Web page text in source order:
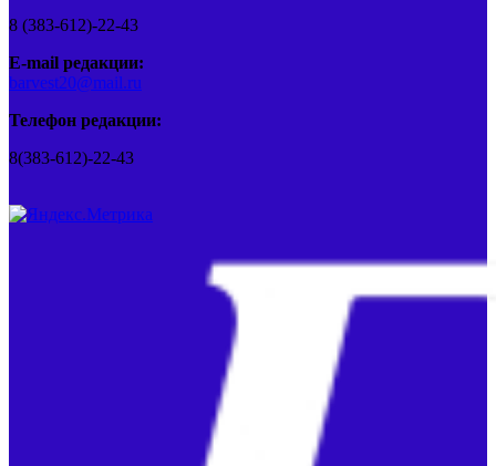
8 (383-612)-22-43
E-mail редакции:
barvest20@mail.ru
Телефон редакции:
8(383-612)-22-43